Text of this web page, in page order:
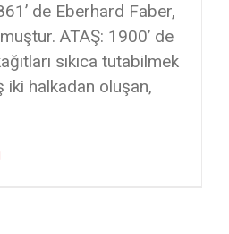
de Eberhard Faber,
ATAŞ: 1900’ de
sıkıca tutabilmek
iki halkadan oluşan,